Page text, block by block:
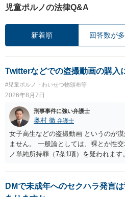
児童ポルノの法律Q&A
新着順 回答数が
Twitterなどでの盗撮動画の購入
#児童ポルノ・わいせつ物頒布等
2026年8月7日
刑事事件に強い弁護士
奥村 徹 弁護士
女子高生などの盗撮動画 というのが
ません。 一般論としては、裸とか性
ノ単純所持罪（7条1項）を疑われます。
DMで未成年へのセクハラ発言